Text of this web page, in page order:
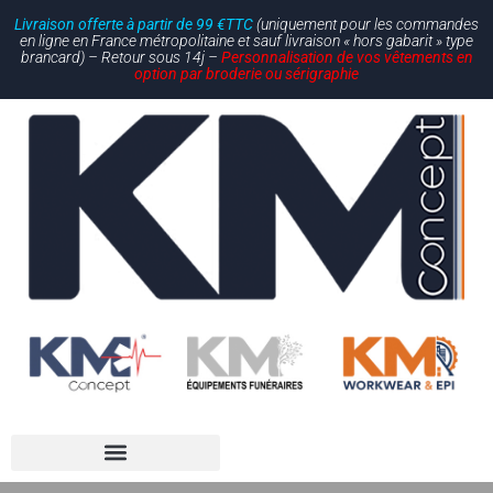
Livraison offerte à partir de 99 €TTC(uniquement pour les commandes
en ligne en France métropolitaine et sauf livraison « hors gabarit » type
brancard) – Retour sous 14j – Personnalisation de vos vêtements en
option par broderie ou sérigraphie